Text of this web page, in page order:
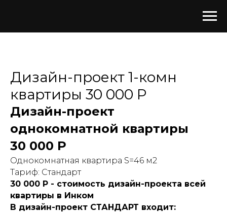
Дизайн-проект 1-комн
квартиры 30 000 Р
Дизайн-проект
однокомнатной квартиры
30 000 Р
Однокомнатная квартира S=46 м2
Тариф: Стандарт
30 000 Р - стоимость дизайн-проекта всей
квартиры в Инком
В дизайн-проект СТАНДАРТ входит: